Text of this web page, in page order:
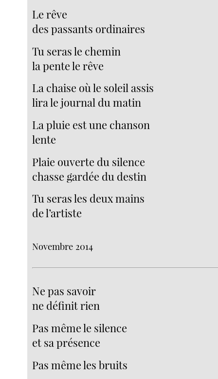
Le rêve
des passants ordinaires
Tu seras le chemin
la pente le rêve
La chaise où le soleil assis
lira le journal du matin
La pluie est une chanson
lente
Plaie ouverte du silence
chasse gardée du destin
Tu seras les deux mains
de l’artiste
Novembre 2014
Ne pas savoir
ne définit rien
Pas même le silence
et sa présence
Pas même les bruits